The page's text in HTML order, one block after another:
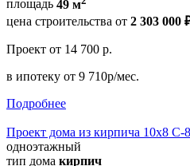
площадь 49 м
цена строительства от 2 303 000
Проект от 14 700 р.
в ипотеку от 9 710р/мес.
Подробнее
Проект дома из кирпича 10х8 С-
одноэтажный
тип дома кирпич